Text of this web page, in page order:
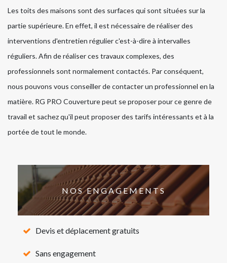
Les toits des maisons sont des surfaces qui sont situées sur la
partie supérieure. En effet, il est nécessaire de réaliser des
interventions d'entretien régulier c'est-à-dire à intervalles
réguliers. Afin de réaliser ces travaux complexes, des
professionnels sont normalement contactés. Par conséquent,
nous pouvons vous conseiller de contacter un professionnel en la
matière. RG PRO Couverture peut se proposer pour ce genre de
travail et sachez qu'il peut proposer des tarifs intéressants et à la
portée de tout le monde.
NOS ENGAGEMENTS
Devis et déplacement gratuits
Sans engagement